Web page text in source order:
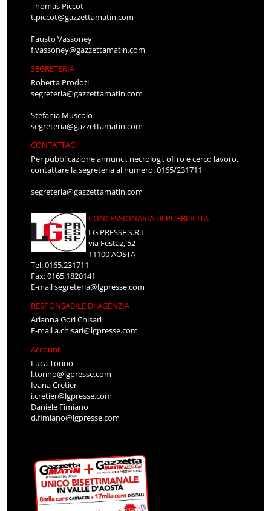
Thomas Piccot
t.piccot@gazzettamatin.com
Fausto Vassoney
f.vassoney@gazzettamatin.com
SEGRETERIA
Roberta Prodoti
segreteria@gazzettamatin.com
Stefania Muscolo
segreteria@gazzettamatin.com
CONTATTACI
Per pubblicazione annunci, necrologi, offro e cerco lavoro,
contattare la segreteria al numero: 0165/231711
segreteria@gazzettamatin.com
CONCESSIONARIA DI PUBBLICITÀ
LG PRESSE S.R.L.
via Festaz, 52
11100 AOSTA
Tel: 0165.231711
Fax: 0165.1820141
E-mailsegreteria@lgpresse.com
RESPONSABILE DI AGENZIA
Arianna Gori Chisari
E-maila.chisari@lgpresse.com
Account
Luca Torino
l.torino@lgpresse.com
Ivana Cretier
i.cretier@lgpresse.com
Daniele Fimiano
d.fimiano@lgpresse.com